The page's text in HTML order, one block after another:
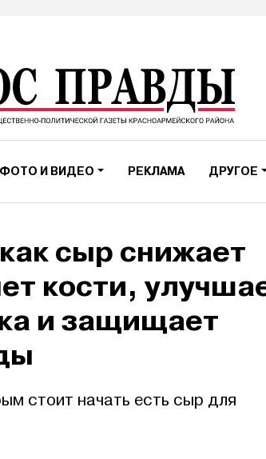
ФОТО И ВИДЕО РЕКЛАМА ДРУГОЕ
сыр снижает
кости,
и защищает
стоит начать есть сыр для